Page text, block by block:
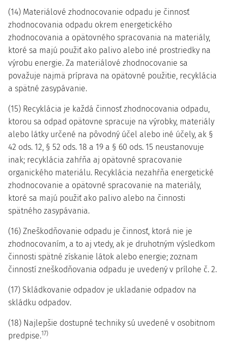
(14) Materiálové zhodnocovanie odpadu je činnosť
zhodnocovania odpadu okrem energetického
zhodnocovania a opätovného spracovania na materiály,
ktoré sa majú použiť ako palivo alebo iné prostriedky na
výrobu energie. Za materiálové zhodnocovanie sa
považuje najmä príprava na opätovné použitie, recyklácia
a spätné zasypávanie.
(15) Recyklácia je každá činnosť zhodnocovania odpadu,
ktorou sa odpad opätovne spracuje na výrobky, materiály
alebo látky určené na pôvodný účel alebo iné účely, ak §
42 ods. 12, § 52 ods. 18 a 19 a § 60 ods. 15 neustanovuje
inak; recyklácia zahŕňa aj opätovné spracovanie
organického materiálu. Recyklácia nezahŕňa energetické
zhodnocovanie a opätovné spracovanie na materiály,
ktoré sa majú použiť ako palivo alebo na činnosti
spätného zasypávania.
(16) Zneškodňovanie odpadu je činnosť, ktorá nie je
zhodnocovaním, a to aj vtedy, ak je druhotným výsledkom
činnosti spätné získanie látok alebo energie; zoznam
činností zneškodňovania odpadu je uvedený v prílohe č. 2.
(17) Skládkovanie odpadov je ukladanie odpadov na
skládku odpadov.
(18) Najlepšie dostupné techniky sú uvedené v osobitnom
predpise.17)